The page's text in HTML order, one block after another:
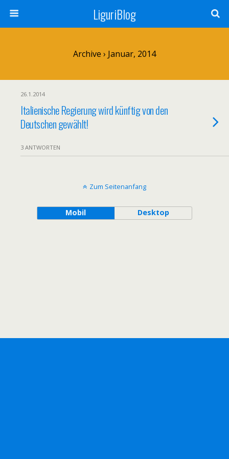
LiguriBlog
Archive › Januar, 2014
26.1.2014
Italienische Regierung wird künftig von den
Deutschen gewählt!
3 ANTWORTEN
Zum Seitenanfang
Mobil Desktop